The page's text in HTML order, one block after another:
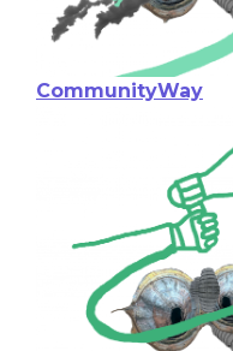
CommunityWay